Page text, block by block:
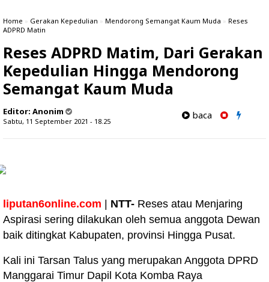
Home » Gerakan Kepedulian » Mendorong Semangat Kaum Muda » Reses
ADPRD Matin
Reses ADPRD Matim, Dari Gerakan
Kepedulian Hingga Mendorong
Semangat Kaum Muda
Editor: Anonim
Sabtu, 11 September 2021 - 18.25
baca
liputan6online.com NTT- Reses atau Menjaring
Aspirasi sering dilakukan oleh semua anggota Dewan
baik ditingkat Kabupaten, provinsi Hingga Pusat.
Kali ini Tarsan Talus yang merupakan Anggota DPRD
Manggarai Timur Dapil Kota Komba Raya